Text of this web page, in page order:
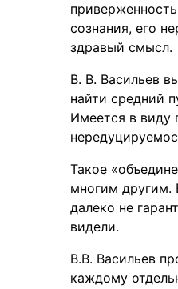
сознания, его
здравый смысл.
В. В. Васильев
найти средний
Имеется в виду
Такое
многим другим.
далеко не
видели.
В.В. Васильев
каждому